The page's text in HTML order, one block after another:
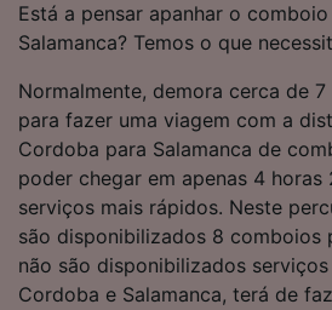
Está a pensar apanhar o
Salamanca? Temos o que
Normalmente, demora cerca de
para fazer uma viagem com a
Cordoba para Salamanca de
poder chegar em apenas 4 horas
serviços mais rápidos. Neste
são disponibilizados 8 comboios
não são disponibilizados
Cordoba e Salamanca, terá de